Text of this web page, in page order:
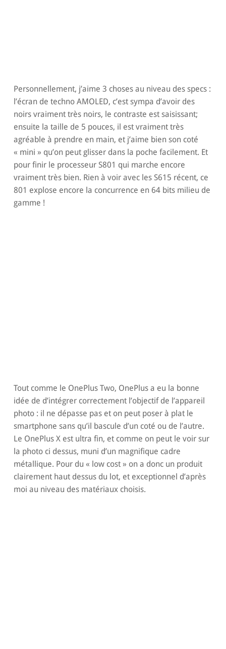
Personnellement, j’aime 3 choses au niveau des specs :
l’écran de techno AMOLED, c’est sympa d’avoir des
noirs vraiment très noirs, le contraste est saisissant;
ensuite la taille de 5 pouces, il est vraiment très
agréable à prendre en main, et j’aime bien son coté
« mini » qu’on peut glisser dans la poche facilement. Et
pour finir le processeur S801 qui marche encore
vraiment très bien. Rien à voir avec les S615 récent, ce
801 explose encore la concurrence en 64 bits milieu de
gamme !
Tout comme le OnePlus Two, OnePlus a eu la bonne
idée de d’intégrer correctement l’objectif de l’appareil
photo : il ne dépasse pas et on peut poser à plat le
smartphone sans qu’il bascule d’un coté ou de l’autre.
Le OnePlus X est ultra fin, et comme on peut le voir sur
la photo ci dessus, muni d’un magnifique cadre
métallique. Pour du « low cost » on a donc un produit
clairement haut dessus du lot, et exceptionnel d’après
moi au niveau des matériaux choisis.